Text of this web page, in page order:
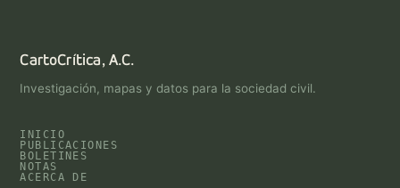
CartoCrítica, A.C.
Investigación, mapas y datos para la sociedad civil.
INICIO
PUBLICACIONES
BOLETINES
NOTAS
ACERCA DE